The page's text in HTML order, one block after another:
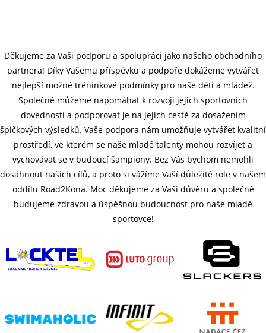
Děkujeme za Vaši podporu a spolupráci jako našeho obchodního
partnera! Díky Vašemu příspěvku a podpoře dokážeme vytvářet
nejlepší možné tréninkové podmínky pro naše děti a mládež.
Společně můžeme napomáhat k rozvoji jejich sportovních
dovedností a podporovat je na jejich cestě za dosažením
špičkových výsledků. Vaše podpora nám umožňuje vytvářet kvalitní
prostředí, ve kterém se naše mladé talenty mohou rozvíjet a
vychovávat se v budoucí šampiony. Bez Vás bychom nemohli
dosáhnout našich cílů, a proto si vážíme Vaší důležité role v našem
oddílu Road2Kona. Moc děkujeme za Vaši důvěru a společně
budujeme zdravou a úspěšnou budoucnost pro naše mladé
sportovce!